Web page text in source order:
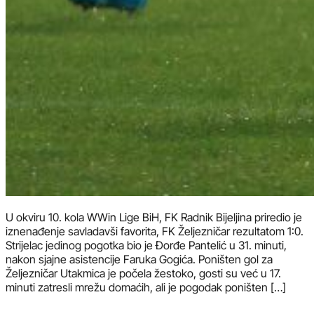
U okviru 10. kola WWin Lige BiH, FK Radnik Bijeljina priredio je
iznenađenje savladavši favorita, FK Željezničar rezultatom 1:0.
Strijelac jedinog pogotka bio je Đorđe Pantelić u 31. minuti,
nakon sjajne asistencije Faruka Gogića. Poništen gol za
Željezničar Utakmica je počela žestoko, gosti su već u 17.
minuti zatresli mrežu domaćih, ali je pogodak poništen […]